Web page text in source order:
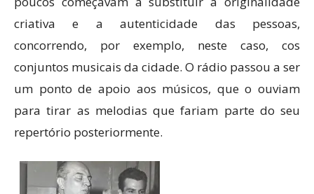
criativa e a autenticidade das pessoas,
concorrendo, por exemplo, neste caso, cos
conjuntos musicais da cidade. O rádio passou a ser
um ponto de apoio aos músicos, que o ouviam
para tirar as melodias que fariam parte do seu
repertório posteriormente.